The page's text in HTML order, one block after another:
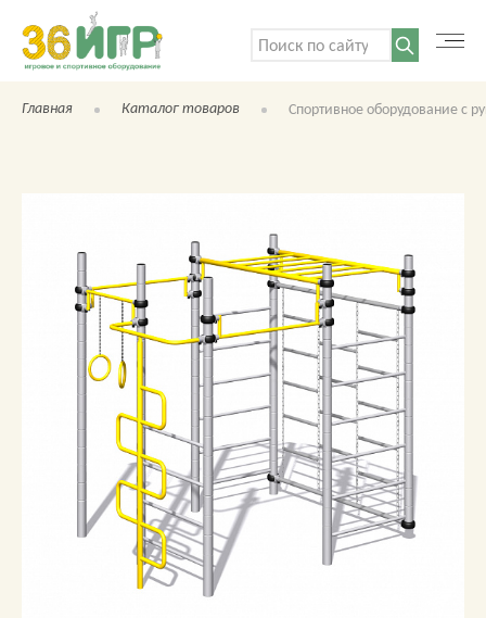
КАТАЛОГ ТОВАРОВ
О КОМПАНИИ
АКЦИИ
Поиск:
Главная Каталог товаров Спортивное оборудование с